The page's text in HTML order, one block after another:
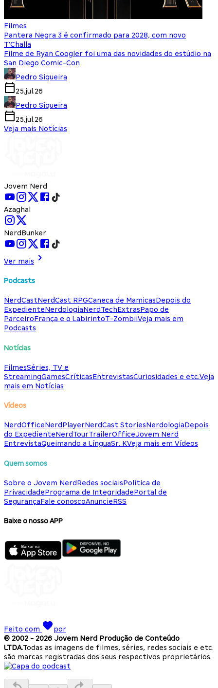
Filmes
Pantera Negra 3 é confirmado para 2028, com novo
T'Challa
Filme de Ryan Coogler foi uma das novidades do estúdio na
San Diego Comic-Con
Pedro Siqueira
25.jul.26
Pedro Siqueira
25.jul.26
Veja mais Notícias
Jovem Nerd
Azaghal
NerdBunker
Ver mais
Podcasts
NerdCastNerdCast RPGCaneca de MamicasDepois do
ExpedienteNerdologiaNerdTechExtrasPapo de
ParceiroFrança e o LabirintoT-ZombiiVeja mais em
Podcasts
Notícias
FilmesSéries, TV e
StreamingGamesCríticasEntrevistasCuriosidades e etc.Veja
mais em Notícias
Vídeos
NerdOfficeNerdPlayerNerdCast StoriesNerdologiaDepois
do ExpedienteNerdTourTrailerOfficeJovem Nerd
EntrevistaQueimando a LínguaSr. KVeja mais em Vídeos
Quem somos
Sobre o Jovem NerdRedes sociaisPolítica de
PrivacidadePrograma de IntegridadePortal de
SegurançaFale conoscoAnuncieRSS
Baixe o nosso APP
Feito com
por
© 2002 - 2026 Jovem Nerd Produção de Conteúdo
LTDA.Todas as imagens de filmes, séries, redes sociais e etc.
são marcas registradas dos seus respectivos proprietários.